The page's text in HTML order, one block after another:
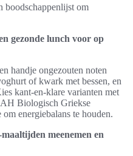
boodschappenlijst om
gezonde lunch voor op
handje ongezouten noten
of kwark met bessen, en
kant-en-klare varianten met
Biologisch Griekse
energiebalans te houden.
meenemen en